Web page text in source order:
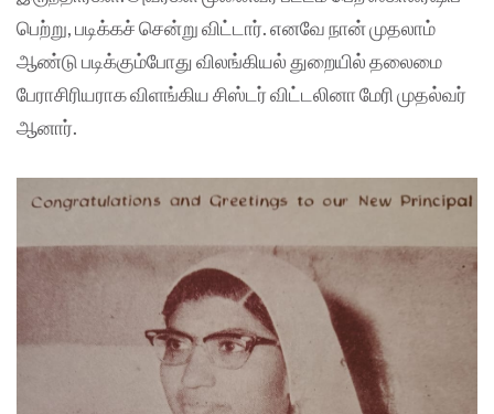
பெற்று, படிக்கச் சென்று விட்டார். எனவே நான் முதலாம்
ஆண்டு படிக்கும்போது விலங்கியல் துறையில் தலைமை
பேராசிரியராக விளங்கிய சிஸ்டர் விட்டலினா மேரி முதல்வர்
ஆனார்.